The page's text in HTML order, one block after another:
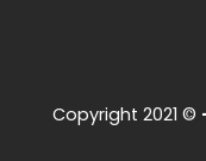
Copyright 2021 ©